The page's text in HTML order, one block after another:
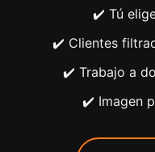
✔️ Tú
✔️ Clientes
✔️ Trabajo a
✔️ Imagen